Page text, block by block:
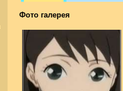
Фото галерея